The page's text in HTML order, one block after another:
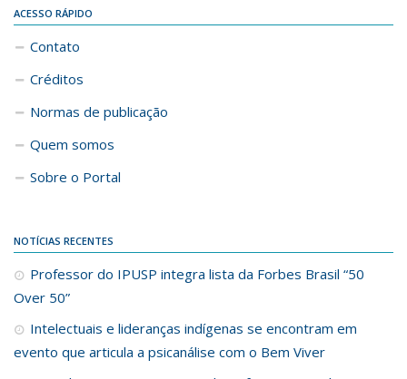
ACESSO RÁPIDO
Contato
Créditos
Normas de publicação
Quem somos
Sobre o Portal
NOTÍCIAS RECENTES
Professor do IPUSP integra lista da Forbes Brasil “50
Over 50”
Intelectuais e lideranças indígenas se encontram em
evento que articula a psicanálise com o Bem Viver